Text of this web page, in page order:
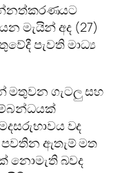
මැයින් අද (27)
පැවති මාධ්‍ය
මතුවන ගැටලු සහ
වද
පවතින ඇතැම් මත
නොමැති බවද